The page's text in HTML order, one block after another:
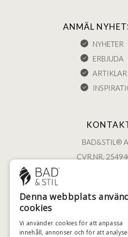
ANMÄL
NYHETER
ERBJUDA
ARTIKLAR
BAD&STIL®
CVR.NR.
2100 KØBENHAVN •
+46 (0)79 008
Denna webbplats
cookies
Vi använder cookies för att anpassa
innehåll, annonser och för att